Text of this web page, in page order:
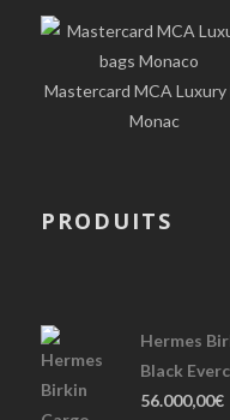
Mastercard MCA Luxury
Monac
PRODUITS
Hermes
Black
56.000,00€